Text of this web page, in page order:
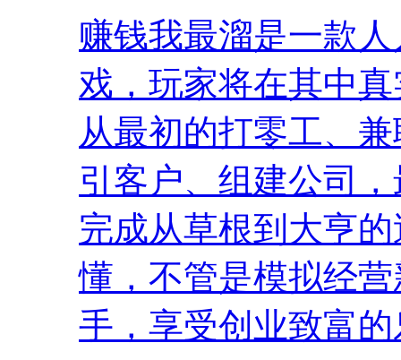
赚钱我最溜是一款
戏，玩家将在其中
从最初的打零工、
引客户、组建公司
完成从草根到大亨
懂，不管是模拟经
手，享受创业致富